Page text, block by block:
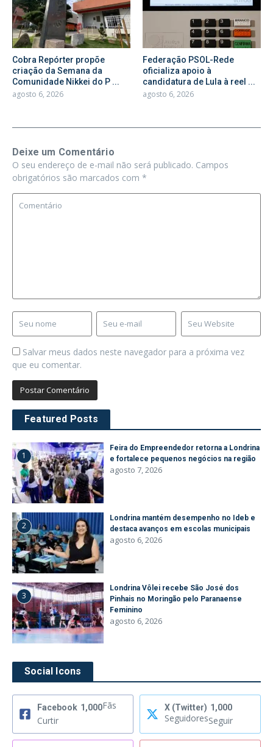
Cobra Repórter propõe
criação da Semana da
Comunidade Nikkei do P ...
agosto 6, 2026
Federação PSOL-Rede
oficializa apoio à
candidatura de Lula à reel ...
agosto 6, 2026
Deixe um Comentário
O seu endereço de e-mail não será publicado. Campos
obrigatórios são marcados com *
Salvar meus dados neste navegador para a próxima vez
que eu comentar.
Featured Posts
1
Feira do Empreendedor retorna a Londrina
e fortalece pequenos negócios na região
agosto 7, 2026
2
Londrina mantém desempenho no Ideb e
destaca avanços em escolas municipais
agosto 6, 2026
3
Londrina Vôlei recebe São José dos
Pinhais no Moringão pelo Paranaense
Feminino
agosto 6, 2026
Social Icons
Facebook 1,000Fãs
Curtir
X (Twitter) 1,000
SeguidoresSeguir